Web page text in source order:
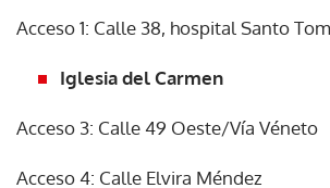
Acceso 1: Calle 38, hospital Santo
Iglesia del Carmen
Acceso 3: Calle 49 Oeste/Vía Véneto
Acceso 4: Calle Elvira Méndez